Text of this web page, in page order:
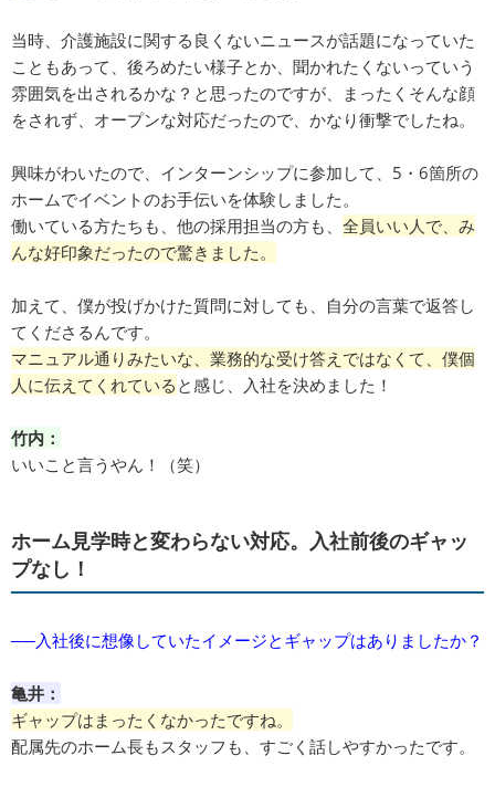
当時、介護施設に関する良くないニュースが話題になっていた
こともあって、後ろめたい様子とか、聞かれたくないっていう
雰囲気を出されるかな？と思ったのですが、まったくそんな顔
をされず、オープンな対応だったので、かなり衝撃でしたね。
興味がわいたので、インターンシップに参加して、5・6箇所の
ホームでイベントのお手伝いを体験しました。
働いている方たちも、他の採用担当の方も、 全員いい人で、み
んな好印象だったので驚きました。
加えて、僕が投げかけた質問に対しても、自分の言葉で返答し
てくださるんです。
マニュアル通りみたいな、業務的な受け答えではなくて、僕個
人に伝えてくれている と感じ、入社を決めました！
竹内：
いいこと言うやん！（笑）
ホーム見学時と変わらない対応。入社前後のギャッ
プなし！
──入社後に想像していたイメージとギャップはありましたか？
亀井：
ギャップはまったくなかったですね。
配属先のホーム長もスタッフも、すごく話しやすかったです。